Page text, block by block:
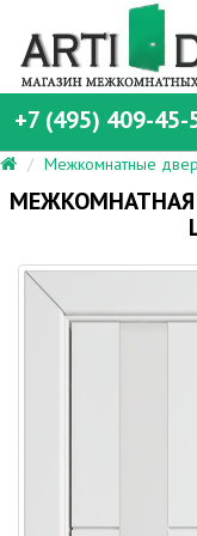
+7 (495) 409-45-
Межкомнатные
МЕЖКОМНАТНАЯ